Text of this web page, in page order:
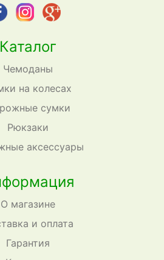
Каталог
Чемоданы
на колесах
сумки
Рюкзаки
аксессуары
О магазине
и оплата
Гарантия